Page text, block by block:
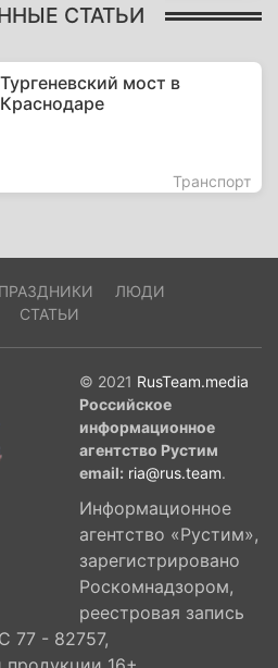
СТАТЬИ
Тургеневский мост в
Краснодаре
Транспорт
ПРАЗДНИКИ
ЛЮДИ
СТАТЬИ
© 2021 RusTeam.media
Российское
информационное
агентство Рустим
email: ria@rus.team.
Информационное
агентство «Рустим»,
зарегистрировано
Роскомнадзором,
реестровая запись
77 - 82757,